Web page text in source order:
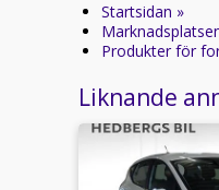
Startsidan »
Produkter för
Liknande